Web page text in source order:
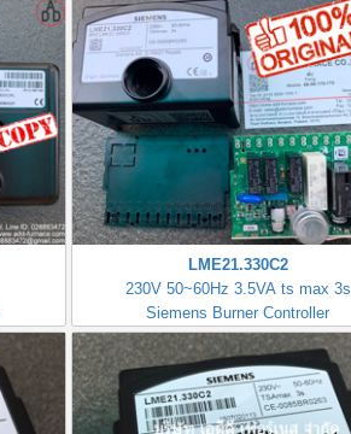
LME21.330C2
230V 50~60Hz 3.5VA ts max 3s
Siemens Burner Controller